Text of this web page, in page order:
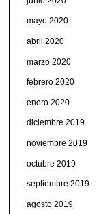
mayo 2020
abril 2020
marzo 2020
febrero 2020
enero 2020
diciembre 2019
noviembre 2019
octubre 2019
septiembre 2019
agosto 2019